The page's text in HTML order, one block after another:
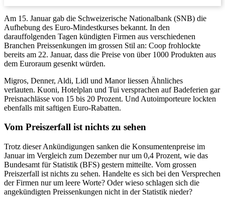
Am 15. Januar gab die Schweizerische Nationalbank (SNB) die
Aufhebung des Euro-Mindestkurses bekannt. In den
darauffolgenden Tagen kündigten Firmen aus verschiedenen
Branchen Preissenkungen im grossen Stil an: Coop frohlockte
bereits am 22. Januar, dass die Preise von über 1000 Produkten aus
dem Euroraum gesenkt würden.
Migros, Denner, Aldi, Lidl und Manor liessen Ähnliches
verlauten. Kuoni, Hotelplan und Tui versprachen auf Badeferien gar
Preisnachlässe von 15 bis 20 Prozent. Und Autoimporteure lockten
ebenfalls mit saftigen Euro-Rabatten.
Vom Preiszerfall ist nichts zu sehen
Trotz dieser Ankündigungen sanken die Konsumentenpreise im
Januar im Vergleich zum Dezember nur um 0,4 Prozent, wie das
Bundesamt für Statistik (BFS) gestern mitteilte. Vom grossen
Preiszerfall ist nichts zu sehen. Handelte es sich bei den Versprechen
der Firmen nur um leere Worte? Oder wieso schlagen sich die
angekündigten Preissenkungen nicht in der Statistik nieder?